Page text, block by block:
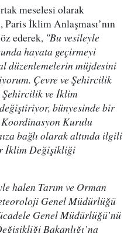
meselesi olarak
İklim Anlaşması’nın
ederek, "Bu vesileyle
hayata geçirmeyi
düzenlemelerin müjdesini
Çevre ve Şehircilik
Şehircilik ve İklim
bünyesinde bir
Kurulu
bağlı olarak altında ilgili
İklim Değişikliği
halen Tarım ve Orman
Genel Müdürlüğü
Genel Müdürlüğü’nü
Bakanlığı’na